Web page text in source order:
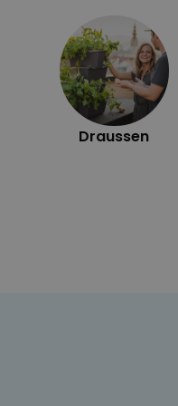
Draussen